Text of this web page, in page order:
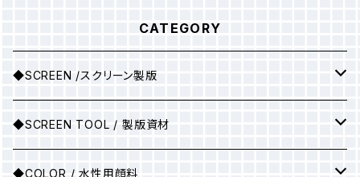
CATEGORY
◆SCREEN /スクリーン製版
シルクスクリーン製版
◆SCREEN TOOL / 製版資材
製版用インクジェットプリント
◆COLOR / 水性用顔料